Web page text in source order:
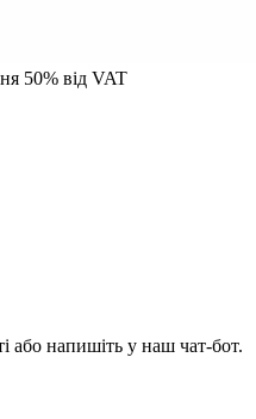
50% від VAT
або напишіть у наш чат-бот.